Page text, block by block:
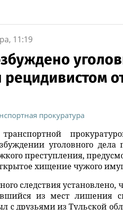
по охране важных
государственных
11:19
прокуратура
транспортной
уголовного
преступления,
хищение чужого
следствия
из мест лишения
с друзьями из Тульской